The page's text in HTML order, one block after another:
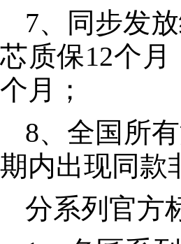
7、同步发
芯质保12个
个月；
8、全国所
期内出现同款
分系列官方